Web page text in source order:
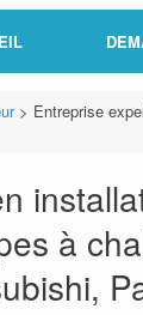
> Entreprise
à